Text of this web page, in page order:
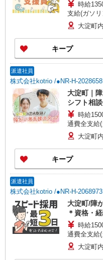
時給
支給(ガソ
大淀町
キープ
派遣社員
株式会社kotrio /●NR-H-2028658
大淀町｜
シフト相
時給
通費全支給
大淀町
キープ
派遣社員
株式会社kotrio /●NR-H-2068973
大淀町/障
＊資格・
時給
通費全支給
大淀町